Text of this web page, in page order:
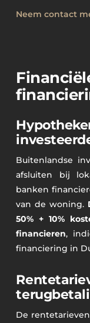
Neem contact
Buitenlandse
afsluiten bij
banken
van de woning.
50% + 10%
financieren,
financiering in
De